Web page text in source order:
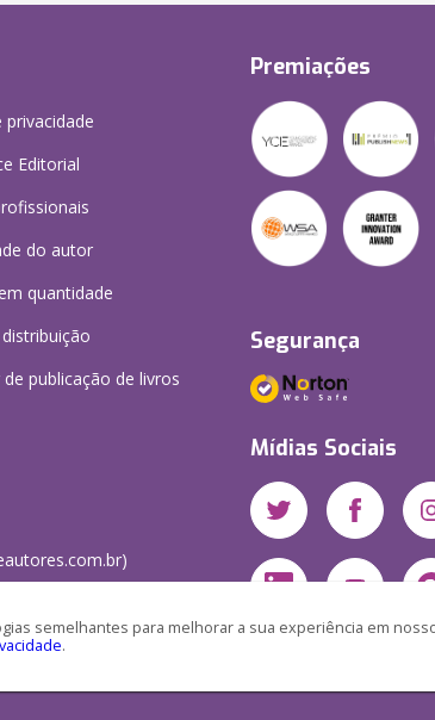
semelhantes para melhorar a sua experiência em
.
privacidade
Editorial
do autor
quantidade
publicação de livros
Premiações
Segurança
Mídias Sociais
0001-27